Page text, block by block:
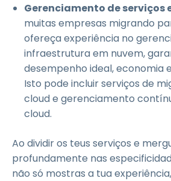
Gerenciamento de serviços
muitas empresas migrando
ofereça experiência no
infraestrutura em nuvem,
desempenho ideal, economia
Isto pode incluir serviços de
cloud e gerenciamento
cloud.
Ao dividir os teus serviços e
profundamente nas
não só mostras a tua